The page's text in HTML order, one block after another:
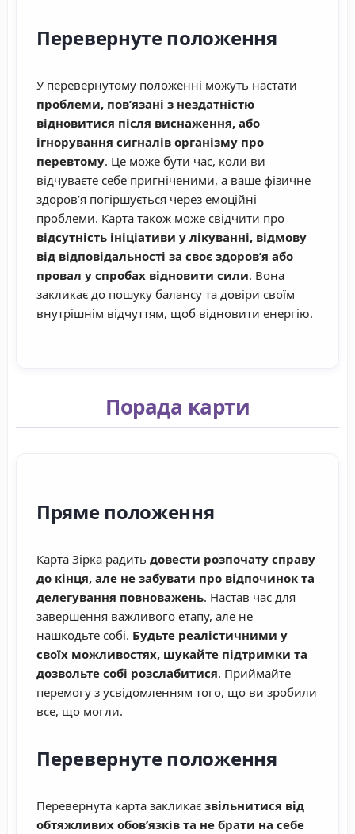
Перевернуте положення
У перевернутому положенні можуть настати
проблеми, пов’язані з нездатністю
відновитися після виснаження, або
ігнорування сигналів організму про
перевтому. Це може бути час, коли ви
відчуваєте себе пригніченими, а ваше фізичне
здоров’я погіршується через емоційні
проблеми. Карта також може свідчити про
відсутність ініціативи у лікуванні, відмову
від відповідальності за своє здоров’я або
провал у спробах відновити сили. Вона
закликає до пошуку балансу та довіри своїм
внутрішнім відчуттям, щоб відновити енергію.
Порада карти
Пряме положення
Карта Зірка радить довести розпочату справу
до кінця, але не забувати про відпочинок та
делегування повноважень. Настав час для
завершення важливого етапу, але не
нашкодьте собі. Будьте реалістичними у
своїх можливостях, шукайте підтримки та
дозвольте собі розслабитися. Приймайте
перемогу з усвідомленням того, що ви зробили
все, що могли.
Перевернуте положення
Перевернута карта закликає звільнитися від
обтяжливих обов’язків та не брати на себе